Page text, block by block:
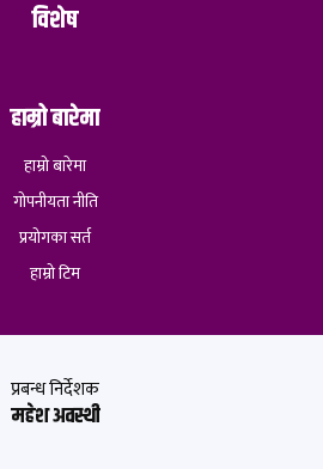
विशेष
हाम्रो बारेमा
हाम्रो बारेमा
गोपनीयता नीति
प्रयोगका सर्त
हाम्रो टिम
प्रबन्ध निर्देशक
महेश अवस्थी